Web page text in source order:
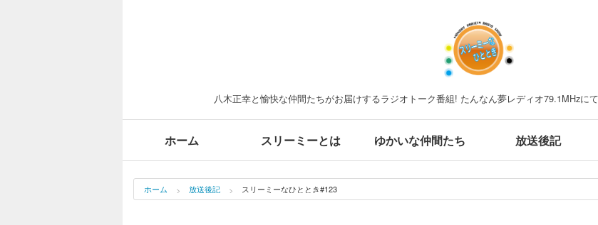
八木正幸と愉快な仲間たちがお届けするラジオトーク番組! たんなん夢レディオ79.1MHzに
ホーム スリーミーとは ゆかいな仲間たち 放送後記
ホーム 放送後記 スリーミーなひととき#123